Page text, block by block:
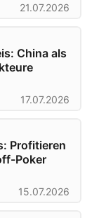
21.07.2026
China als
17.07.2026
Profitieren
Poker
15.07.2026